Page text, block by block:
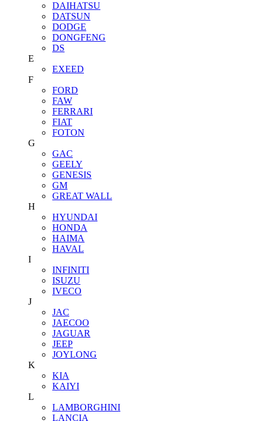
DAIHATSU
DATSUN
DODGE
DONGFENG
DS
E
EXEED
F
FORD
FAW
FERRARI
FIAT
FOTON
G
GAC
GEELY
GENESIS
GM
GREAT WALL
H
HYUNDAI
HONDA
HAIMA
HAVAL
I
INFINITI
ISUZU
IVECO
J
JAC
JAECOO
JAGUAR
JEEP
JOYLONG
K
KIA
KAIYI
L
LAMBORGHINI
LANCIA